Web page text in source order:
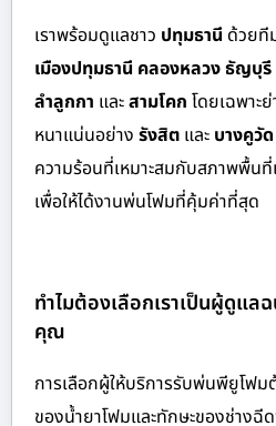
เราพร้อมดูแลชาว ปทุมธานี ด้วยที
เมืองปทุมธานี คลองหลวง ธัญบุ
ลำลูกกา และสามโคก โดยเฉพาะ
หนาแน่นอย่าง รังสิต และ บางคูวัด
ความร้อนที่เหมาะสมกับสภาพพื้น
เพื่อให้ได้งานพ่นโฟมที่คุ้มค่าที่สุด
ทำไมต้องเลือกเราเป็นผู้ดูแ
คุณ
การเลือกผู้ให้บริการรับพ่นพียูโ
ของน้ำยาโฟมและทักษะของช่างฉี